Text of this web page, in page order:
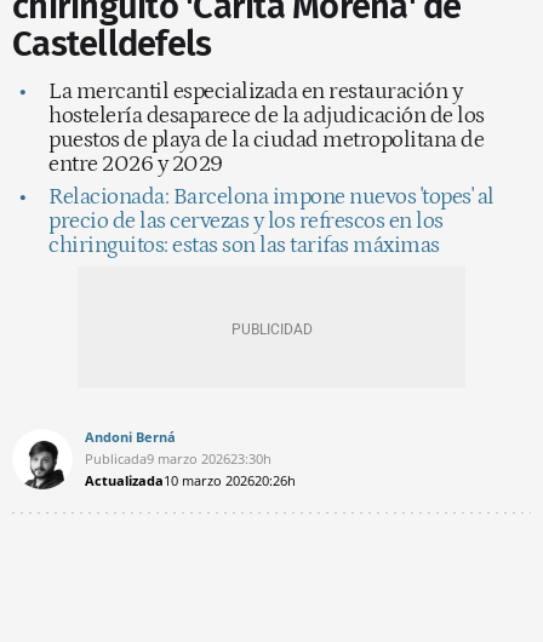
Castelldefels
La mercantil especializada en restauración y
hostelería desaparece de la adjudicación de los
puestos de playa de la ciudad metropolitana de
entre 2026 y 2029
Relacionada: Barcelona impone nuevos 'topes' al
precio de las cervezas y los refrescos en los
chiringuitos: estas son las tarifas máximas
Andoni Berná
Publicada9 marzo 202623:30h
Actualizada10 marzo 202620:26h